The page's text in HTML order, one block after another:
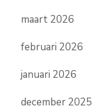
maart 2026
februari 2026
januari 2026
december 2025